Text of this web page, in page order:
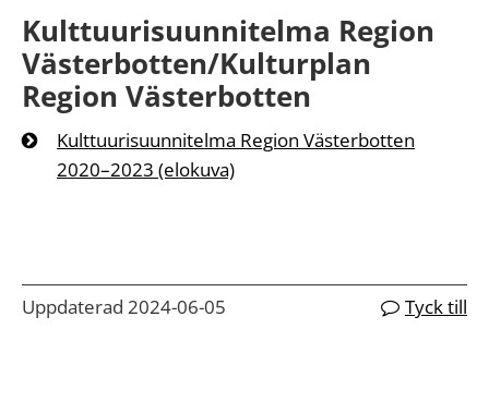
Kulttuurisuunnitelma Region
Västerbotten/Kulturplan
Region Västerbotten
Kulttuurisuunnitelma Region Västerbotten
2020–2023 (elokuva)
Uppdaterad 2024-06-05 Tyck till